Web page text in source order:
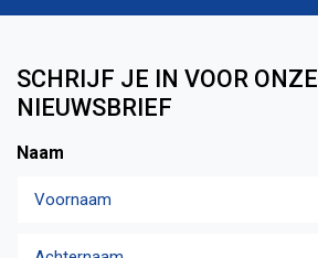
SCHRIJF JE IN VOOR ONZE
NIEUWSBRIEF
Naam